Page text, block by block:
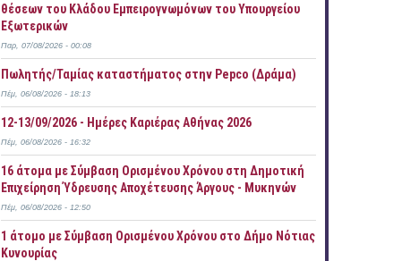
θέσεων του Κλάδου Εμπειρογνωμόνων του Υπουργείου
Εξωτερικών
Παρ, 07/08/2026 - 00:08
Πωλητής/Ταμίας καταστήματος στην Pepco (Δράμα)
Πέμ, 06/08/2026 - 18:13
12-13/09/2026 - Ημέρες Καριέρας Αθήνας 2026
Πέμ, 06/08/2026 - 16:32
16 άτομα με Σύμβαση Ορισμένου Χρόνου στη Δημοτική
Επιχείρηση Ύδρευσης Αποχέτευσης Άργους - Μυκηνών
Πέμ, 06/08/2026 - 12:50
1 άτομο με Σύμβαση Ορισμένου Χρόνου στο Δήμο Νότιας
Κυνουρίας